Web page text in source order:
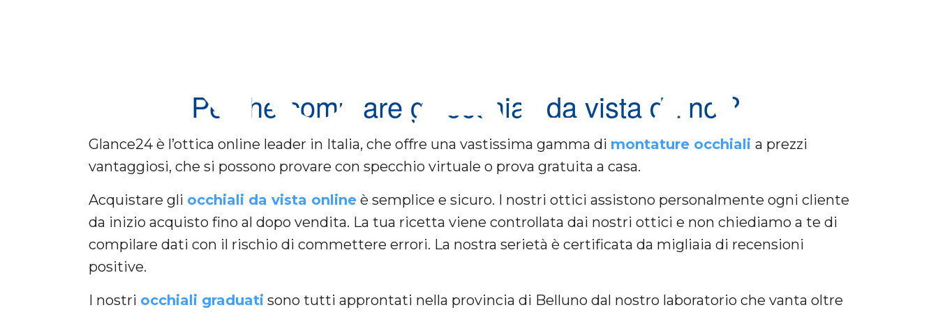
FINO AL 70%
Perché comprare gli occhiali da vista da noi?
Glance24 è l’ottica online leader in Italia, che offre una vastissima gamma di montature occhiali a prezzi
vantaggiosi, che si possono provare con specchio virtuale o prova gratuita a casa.
Acquistare gli occhiali da vista online è semplice e sicuro. I nostri ottici assistono personalmente ogni cliente
da inizio acquisto fino al dopo vendita. La tua ricetta viene controllata dai nostri ottici e non chiediamo a te di
compilare dati con il rischio di commettere errori. La nostra serietà è certificata da migliaia di recensioni
positive.
I nostri occhiali graduati sono tutti approntati nella provincia di Belluno dal nostro laboratorio che vanta oltre